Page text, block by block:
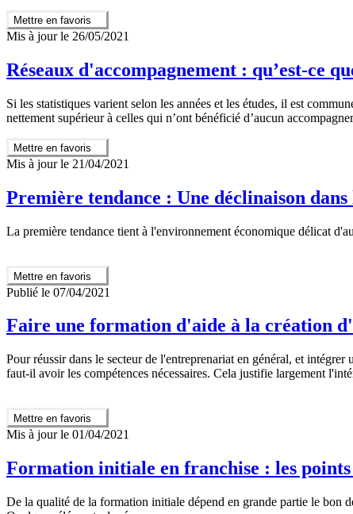
Mettre en favoris
Mis à jour le 26/05/2021
Réseaux d'accompagnement : qu’est-ce
Si les statistiques varient selon les années et les études, il est
nettement supérieur à celles qui n’ont bénéficié d’aucun
Mettre en favoris
Mis à jour le 21/04/2021
Première tendance : Une déclinaison
La première tendance tient à l'environnement économique délicat
Mettre en favoris
Publié le 07/04/2021
Faire une formation d'aide à la création
Pour réussir dans le secteur de l'entreprenariat en général, et
faut-il avoir les compétences nécessaires. Cela justifie largement
Mettre en favoris
Mis à jour le 01/04/2021
Formation initiale en franchise : les
De la qualité de la formation initiale dépend en grande partie le bon